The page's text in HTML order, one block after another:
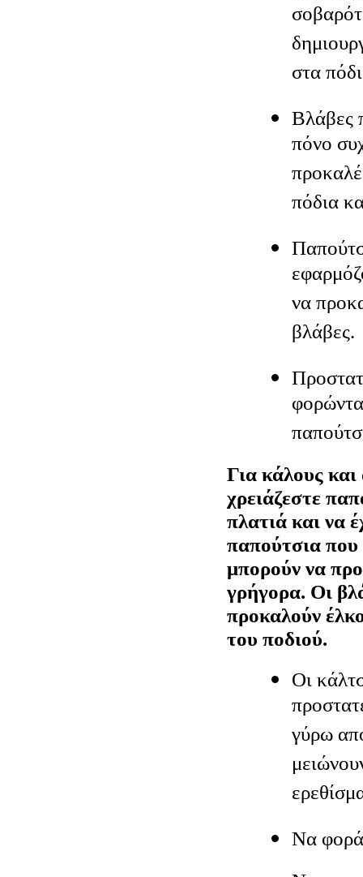
στα
Βλάβες
πόνο
πόδια
να
βλάβες.
Για κάλους
χρειάζεστε
πλατιά και να
παπούτσια
μπορούν να
γρήγορα. Οι
προκαλούν
του ποδιού.
Οι
γύρω
Να